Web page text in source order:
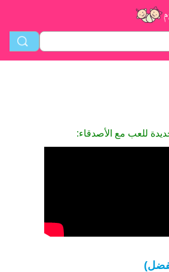
للعب مع الأصدقاء: